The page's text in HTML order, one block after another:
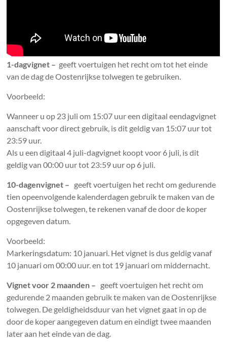
1-dagvignet – geeft voertuigen het recht om tot het einde
van de dag de Oostenrijkse tolwegen te gebruiken.
Voorbeeld:
Wanneer u op 23 juli om 15:07 uur een digitaal eendagvignet
aanschaft voor direct gebruik, is dit geldig van 15:07 uur tot
23:59 uur.
Als u een digitaal 4 juli-dagvignet koopt voor 6 juli, is dit
geldig van 00:00 uur tot 23:59 uur op 6 juli.
10-dagenvignet – geeft voertuigen het recht om gedurende
tien opeenvolgende kalenderdagen gebruik te maken van de
Oostenrijkse tolwegen, te rekenen vanaf de door de koper
opgegeven datum.
Voorbeeld:
Markeringsdatum: 10 januari. Het vignet is dus geldig vanaf
10 januari om 00:00 uur. en tot 19 januari om middernacht.
Vignet voor 2 maanden – geeft voertuigen het recht om
gedurende 2 maanden gebruik te maken van de Oostenrijkse
tolwegen. De geldigheidsduur van het vignet gaat in op de
door de koper aangegeven datum en eindigt twee maanden
later aan het einde van de dag.